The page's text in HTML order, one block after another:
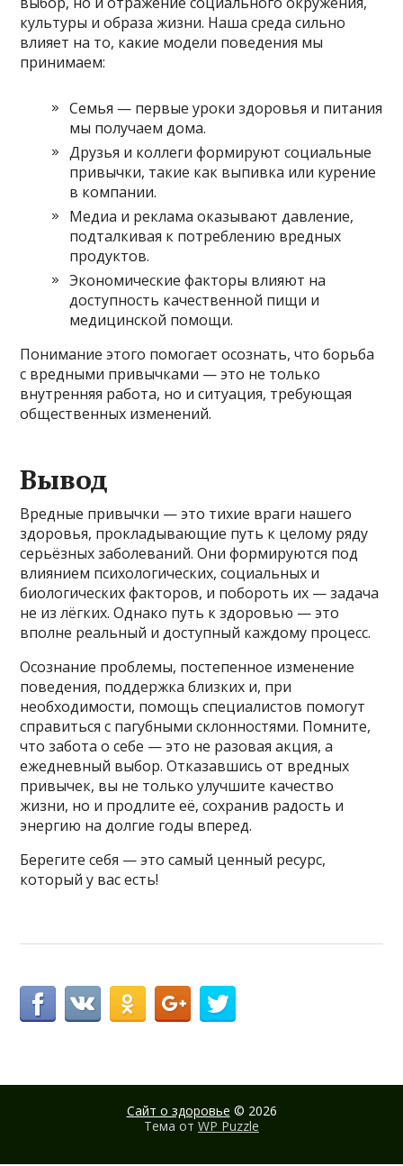
культуры и образа жизни. Наша среда сильно
влияет на то, какие модели поведения мы
принимаем:
Семья — первые уроки здоровья и питания
мы получаем дома.
Друзья и коллеги формируют социальные
привычки, такие как выпивка или курение
в компании.
Медиа и реклама оказывают давление,
подталкивая к потреблению вредных
продуктов.
Экономические факторы влияют на
доступность качественной пищи и
медицинской помощи.
Понимание этого помогает осознать, что борьба
с вредными привычками — это не только
внутренняя работа, но и ситуация, требующая
общественных изменений.
Вывод
Вредные привычки — это тихие враги нашего
здоровья, прокладывающие путь к целому ряду
серьёзных заболеваний. Они формируются под
влиянием психологических, социальных и
биологических факторов, и побороть их — задача
не из лёгких. Однако путь к здоровью — это
вполне реальный и доступный каждому процесс.
Осознание проблемы, постепенное изменение
поведения, поддержка близких и, при
необходимости, помощь специалистов помогут
справиться с пагубными склонностями. Помните,
что забота о себе — это не разовая акция, а
ежедневный выбор. Отказавшись от вредных
привычек, вы не только улучшите качество
жизни, но и продлите её, сохранив радость и
энергию на долгие годы вперед.
Берегите себя — это самый ценный ресурс,
который у вас есть!
Сайт о здоровье © 2026
Тема от WP Puzzle